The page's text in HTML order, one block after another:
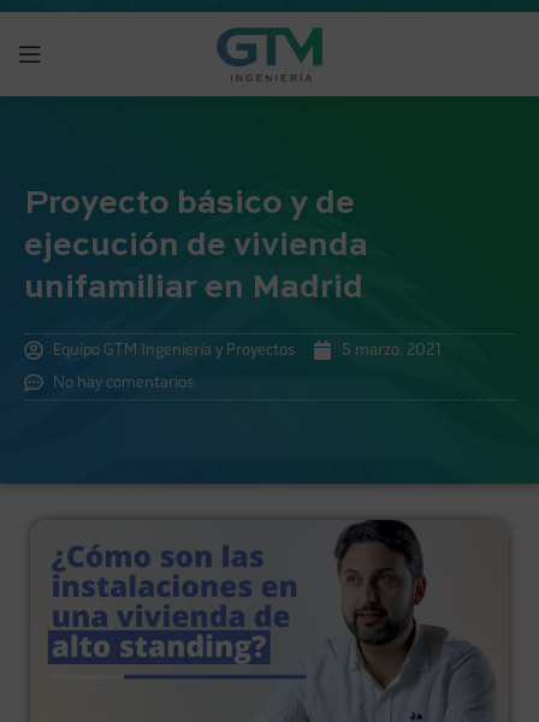
Proyecto básico y de
ejecución de vivienda
unifamiliar en Madrid
Equipo GTM Ingeniería y Proyectos 5 marzo, 2021
No hay comentarios